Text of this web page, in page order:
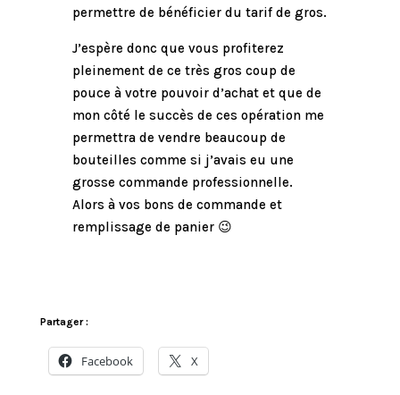
permettre de bénéficier du tarif de gros.
J’espère donc que vous profiterez
pleinement de ce très gros coup de
pouce à votre pouvoir d’achat et que de
mon côté le succès de ces opération me
permettra de vendre beaucoup de
bouteilles comme si j’avais eu une
grosse commande professionnelle.
Alors à vos bons de commande et
remplissage de panier 😉
Partager :
Facebook X